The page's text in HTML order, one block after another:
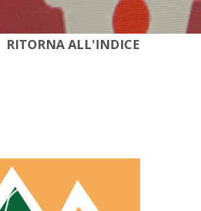
RITORNA ALL'INDICE